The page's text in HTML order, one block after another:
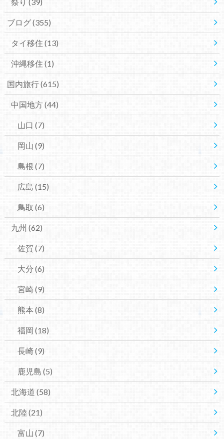
ブログ(355)
タイ移住 (13)
沖縄移住 (1)
国内旅行(615)
中国地方(44)
山口 (7)
岡山 (9)
島根 (7)
広島 (15)
鳥取 (6)
九州 (62)
佐賀 (7)
大分 (6)
宮崎(9)
熊本 (8)
福岡 (18)
長崎(9)
鹿児島 (5)
北海道 (58)
北陸 (21)
富山 (7)